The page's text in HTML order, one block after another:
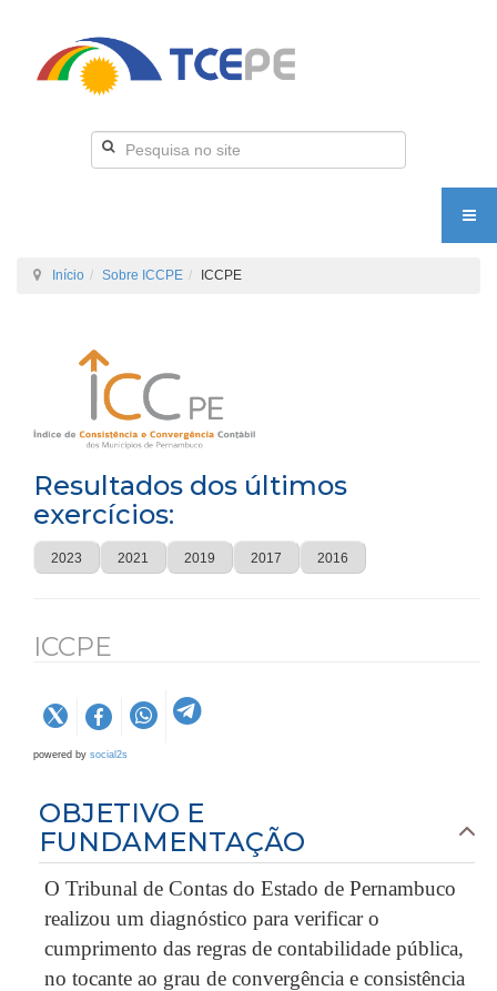
Início Sobre ICCPE ICCPE
Resultados dos últimos
exercícios:
2023 2021 2019 2017 2016
ICCPE
powered by social2s
OBJETIVO E
FUNDAMENTAÇÃO
O Tribunal de Contas do Estado de Pernambuco
realizou um diagnóstico para verificar o
cumprimento das regras de contabilidade pública,
no tocante ao grau de convergência e consistência